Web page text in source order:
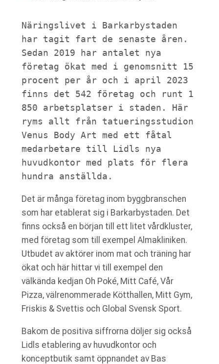
Näringslivet i Barkarbystaden
har tagit fart de senaste åren.
Sedan 2019 har antalet nya
företag ökat med i genomsnitt 15
procent per år och i april 2023
finns det 542 företag och runt 1
850 arbetsplatser i staden. Här
ryms allt från tatueringsstudion
Venus Body Art med ett fåtal
medarbetare till Lidls nya
huvudkontor med plats för flera
hundra anställda.
Det är många företag inom byggbranschen
som har etablerat sig i Barkarbystaden. Det
finns också en början till ett litet vårdkluster,
med företag som till exempel Almakliniken.
Utbudet av aktörer inom mat och träning har
ökat och här hittar vi till exempel den
välkända kedjan Oh Poké, Mitt Café, Vår
Pizza, välrenommerade Kötthallen, Mitt Gym,
Friskis & Svettis och Global Svensk Sport.
Bakom de positiva siffrorna döljer sig också
Lidls etablering av huvudkontor och
konceptbutik samt öppnandet av Bas